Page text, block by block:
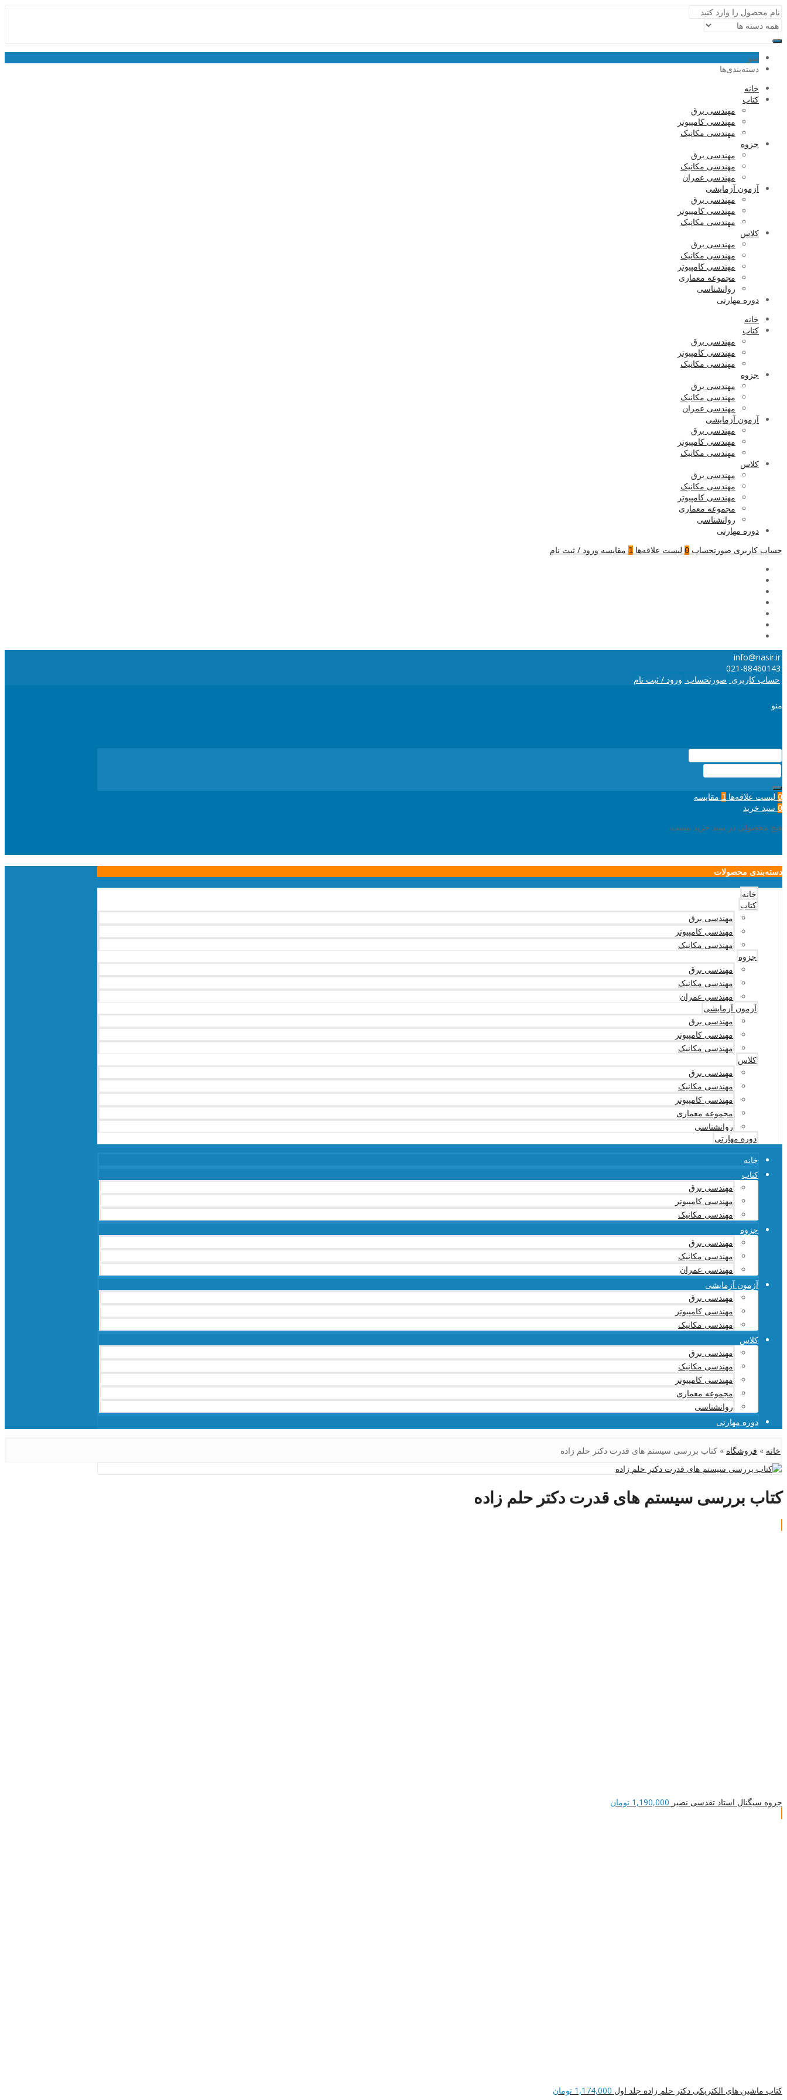
منو
دسته‌بندی‌ها
خانه
کتاب
مهندسی برق
مهندسی کامپیوتر
مهندسی مکانیک
جزوه
مهندسی برق
مهندسی مکانیک
مهندسی عمران
آزمون آزمایشی
مهندسی برق
مهندسی کامپیوتر
مهندسی مکانیک
کلاس
مهندسی برق
مهندسی مکانیک
مهندسی کامپیوتر
مجموعه معماری
روانشناسی
دوره مهارتی
خانه
کتاب
مهندسی برق
مهندسی کامپیوتر
مهندسی مکانیک
جزوه
مهندسی برق
مهندسی مکانیک
مهندسی عمران
آزمون آزمایشی
مهندسی برق
مهندسی کامپیوتر
مهندسی مکانیک
کلاس
مهندسی برق
مهندسی مکانیک
مهندسی کامپیوتر
مجموعه معماری
روانشناسی
دوره مهارتی
حساب کاربری صورتحساب 0 لیست علاقه‌ها 1 مقایسه ورود / ثبت نام
info@nasir.ir
021-88460143
حساب کاربری صورتحساب ورود / ثبت نام
منو
0 لیست علاقه‌ها 1 مقایسه
0 سبد خرید
هیچ محصولی در سبد خرید نیست.
دسته‌بندی محصولات
خانه
کتاب
مهندسی برق
مهندسی کامپیوتر
مهندسی مکانیک
جزوه
مهندسی برق
مهندسی مکانیک
مهندسی عمران
آزمون آزمایشی
مهندسی برق
مهندسی کامپیوتر
مهندسی مکانیک
کلاس
مهندسی برق
مهندسی مکانیک
مهندسی کامپیوتر
مجموعه معماری
روانشناسی
دوره مهارتی
خانه
کتاب
مهندسی برق
مهندسی کامپیوتر
مهندسی مکانیک
جزوه
مهندسی برق
مهندسی مکانیک
مهندسی عمران
آزمون آزمایشی
مهندسی برق
مهندسی کامپیوتر
مهندسی مکانیک
کلاس
مهندسی برق
مهندسی مکانیک
مهندسی کامپیوتر
مجموعه معماری
روانشناسی
دوره مهارتی
خانه » فروشگاه » کتاب بررسی سیستم های قدرت دکتر حلم زاده
کتاب بررسی سیستم های قدرت دکتر حلم زاده
جزوه سیگنال استاد تقدسی نصیر 1,190,000 تومان
کتاب ماشین های الکتریکی دکتر حلم زاده جلد اول 1,174,000 تومان